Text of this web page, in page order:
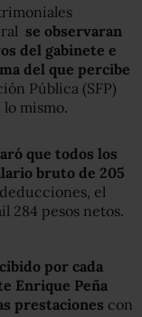
se observaran
del gabinete e
del que percibe
Pública (SFP)
mismo.
que todos los
bruto de 205
el
284 pesos netos.
por cada
Enrique Peña
prestaciones con